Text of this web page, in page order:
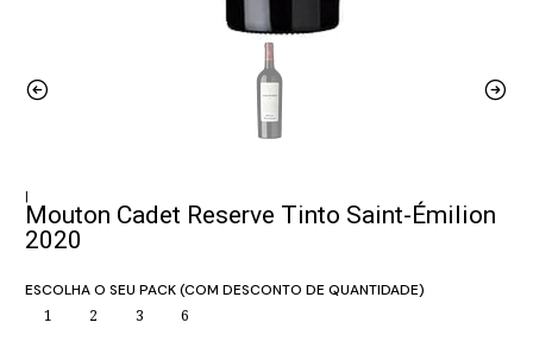
|
Mouton Cadet Reserve Tinto Saint-Émilion
2020
ESCOLHA O SEU PACK (COM DESCONTO DE QUANTIDADE)
1 2 3 6